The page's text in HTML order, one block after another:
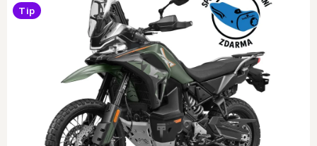
MOTO PŘÍSLUŠENSTVÍ
Testovací jízdy
KONTAKTY
Tip